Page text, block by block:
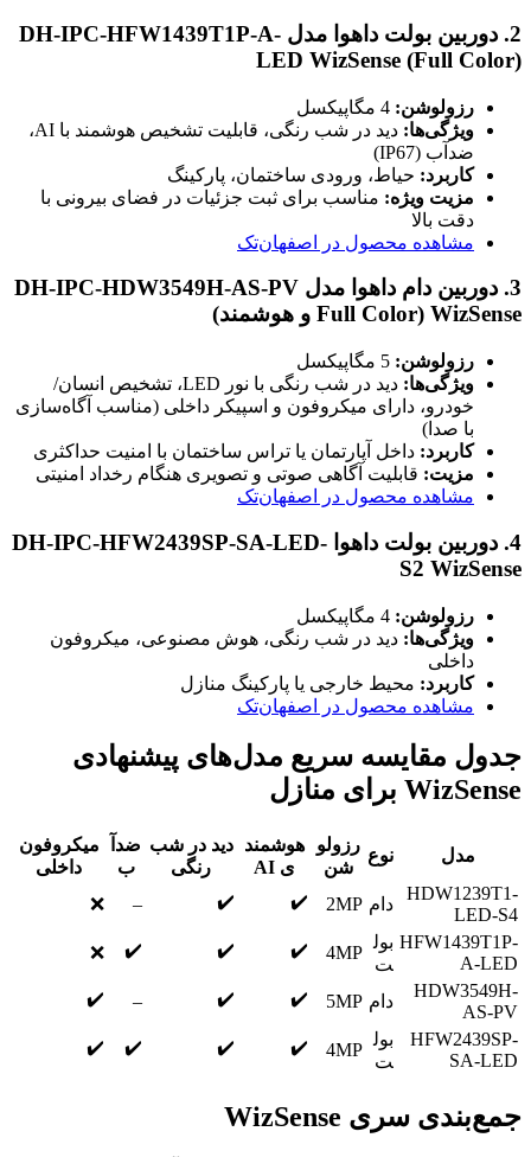
2.
دوربین بولت داهوا مدل DH-IPC-HFW1439T1P-A-
LED WizSense (Full Color)
رزولوشن:
ویژگی‌ها:
دید در شب رنگی، قابلیت تشخیص هوشمند با AI،
ضدآب (IP67)
کاربرد: حیاط، ورودی ساختمان، پارکینگ
مزیت ویژه: مناسب برای ثبت جزئیات در فضای بیرونی با
دقت بالا
مشاهده محصول در اصفهان‌تک
3.
دوربین دام داهوا مدل DH-IPC-HDW3549H-AS-PV
WizSense (Full Color و هوشمند)
رزولوشن:
ویژگی‌ها:
دید در شب رنگی با نور LED، تشخیص انسان/
خودرو، دارای میکروفون و اسپیکر داخلی (مناسب آگاه‌سازی
با صدا)
کاربرد: داخل آپارتمان یا تراس ساختمان با امنیت حداکثری
مزیت: قابلیت آگاهی صوتی و تصویری هنگام رخداد امنیتی
مشاهده محصول در اصفهان‌تک
4.
دوربین بولت داهوا DH-IPC-HFW2439SP-SA-LED-
S2 WizSense
رزولوشن:
ویژگی‌ها: دید در شب رنگی، هوش مصنوعی، میکروفون
داخلی
کاربرد: محیط خارجی یا پارکینگ منازل
مشاهده محصول در اصفهان‌تک
جدول مقایسه سریع مدل‌های پیشنهادی
WizSense برای منازل
مدل نوع
رزولو
شن
هوشمند
ی AI
دید در شب
رنگی
ضدآ
ب
میکروفون
داخلی
HDW1239T1-
LED-S4
دام 2MP
✔️
✔️
–
❌
HFW1439T1P-
A-LED
بول
ت
4MP
✔️
✔️
✔️
❌
HDW3549H-
AS-PV
دام 5MP
✔️
✔️
–
✔️
HFW2439SP-
SA-LED
بول
ت
4MP
✔️
✔️
✔️
✔️
جمع‌بندی سری WizSense